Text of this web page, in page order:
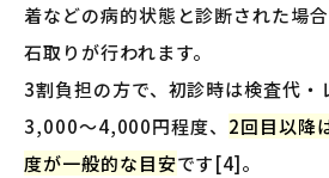
着などの病的状態と診断された場
石取りが行われます。
3割負担の方で、初診時は検査代・
3,000〜4,000円程度、 2回目以降
度が一般的な目安です[4]。